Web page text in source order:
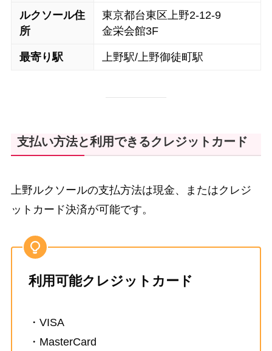
ルクソール住
所
東京都台東区上野2-12-9
金栄会館3F
最寄り駅 上野駅/上野御徒町駅
支払い方法と利用できるクレジットカード
上野ルクソールの支払方法は現金、またはクレジ
ットカード決済が可能です。
利用可能クレジットカード
・VISA
・MasterCard